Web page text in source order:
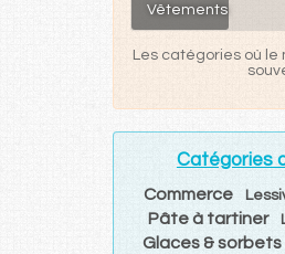
Vêtements
Les catégories où le
Catégories
Commerce
Pâte à tartiner
Glaces & sorbets